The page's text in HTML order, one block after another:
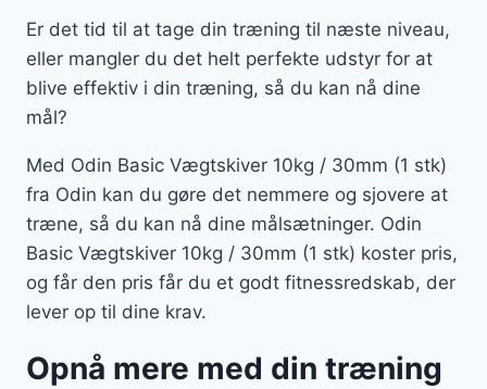
Er det tid til at tage din træning til næste niveau,
eller mangler du det helt perfekte udstyr for at
blive effektiv i din træning, så du kan nå dine
mål?
Med Odin Basic Vægtskiver 10kg / 30mm (1 stk)
fra Odin kan du gøre det nemmere og sjovere at
træne, så du kan nå dine målsætninger. Odin
Basic Vægtskiver 10kg / 30mm (1 stk) koster pris,
og får den pris får du et godt fitnessredskab, der
lever op til dine krav.
Opnå mere med din træning